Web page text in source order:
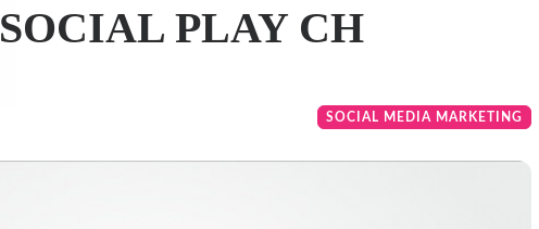
SOCIAL PLAY CH
SOCIAL MEDIA MARKETING